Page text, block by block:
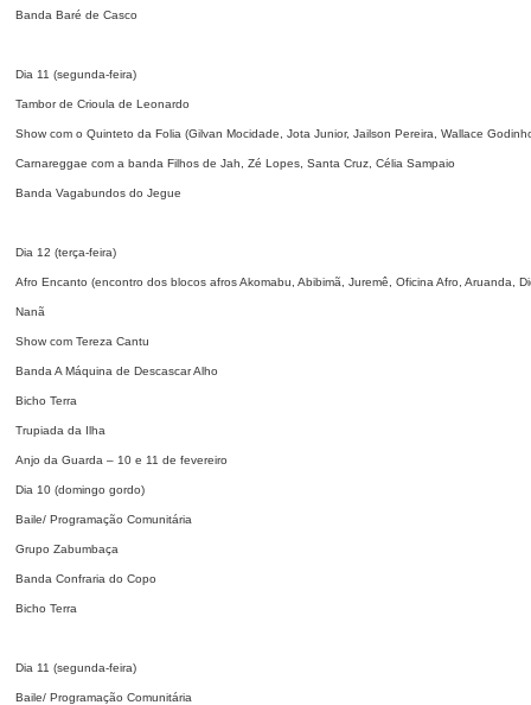
Banda Baré de Casco
Dia 11 (segunda-feira)
Tambor de Crioula de Leonardo
Show com o Quinteto da Folia (Gilvan Mocidade, Jota Junior, Jailson Pereira, Wallace
Carnareggae com a banda Filhos de Jah, Zé Lopes, Santa Cruz, Célia Sampaio
Banda Vagabundos do Jegue
Dia 12 (terça-feira)
Afro Encanto (encontro dos blocos afros Akomabu, Abibimã, Juremê, Oficina Afro, Aruanda,
Nanã
Show com Tereza Cantu
Banda A Máquina de Descascar Alho
Bicho Terra
Trupiada da Ilha
Anjo da Guarda – 10 e 11 de fevereiro
Dia 10 (domingo gordo)
Baile/ Programação Comunitária
Grupo Zabumbaça
Banda Confraria do Copo
Bicho Terra
Dia 11 (segunda-feira)
Baile/ Programação Comunitária